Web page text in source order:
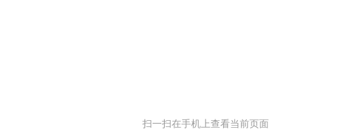
扫一扫在手机上查看当前页面